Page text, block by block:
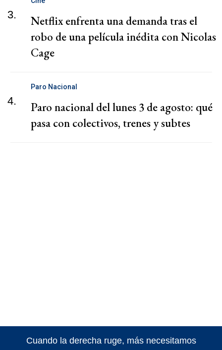
3.
Netflix enfrenta una demanda tras el
robo de una película inédita con Nicolas
Cage
4.
Paro Nacional
Paro nacional del lunes 3 de agosto: qué
pasa con colectivos, trenes y subtes
Cuando la derecha ruge, más necesitamos